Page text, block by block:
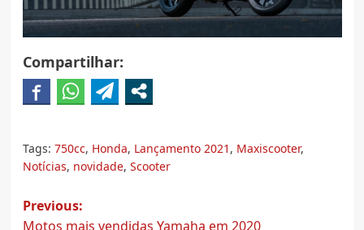
Compartilhar:
Tags: 750cc, Honda, Lançamento 2021 , Maxiscooter,
Notícias, novidade, Scooter
Post
Previous:
Motos mais vendidas Yamaha em 2020